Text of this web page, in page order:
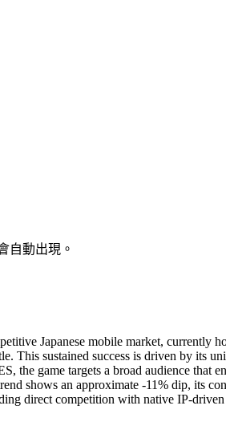
自動出現。
Japanese mobile market,
This sustained success is driven by its
game targets a broad audience that
shows an approximate -11% dip, its
direct competition with native IP-